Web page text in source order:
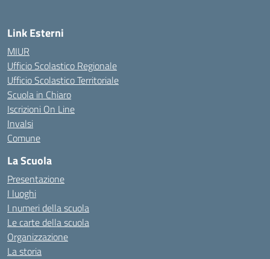
Link Esterni
MIUR
Ufficio Scolastico Regionale
Ufficio Scolastico Territoriale
Scuola in Chiaro
Iscrizioni On Line
Invalsi
Comune
La Scuola
Presentazione
I luoghi
I numeri della scuola
Le carte della scuola
Organizzazione
La storia